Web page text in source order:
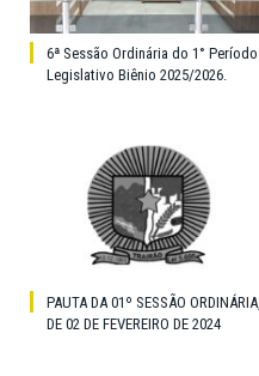
6ª Sessão Ordinária do 1° Período
Legislativo Biênio 2025/2026.
PAUTA DA 01º SESSÃO ORDINÁRIA,
DE 02 DE FEVEREIRO DE 2024